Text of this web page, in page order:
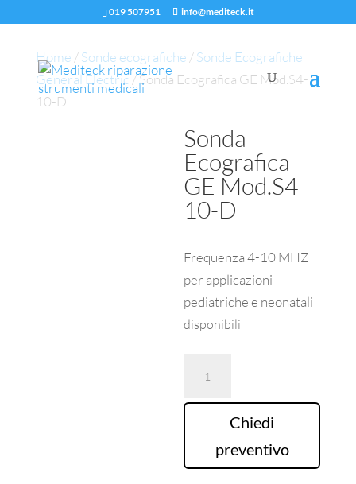
019 507951 info@mediteck.it
Home /Sonde ecografiche /Sonde Ecografiche
General Electric/ Sonda Ecografica GE Mod.S4-
10-D
Sonda
Ecografica
GE Mod.S4-
10-D
Frequenza 4-10 MHZ
per applicazioni
pediatriche e neonatali
disponibili
GE
Mod.S4-Chiedi
preventivo